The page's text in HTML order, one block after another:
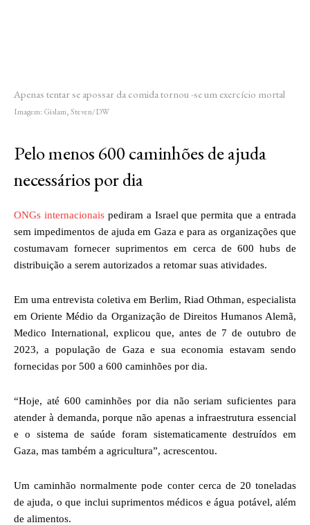
Apenas tentar se apossar da comida tornou -se um exercício mortal
Imagem: Gislam, Steven/DW
Pelo menos 600 caminhões de ajuda
necessários por dia
ONGs internacionaispediram a Israel que permita que a entrada
sem impedimentos de ajuda em Gaza e para as organizações que
costumavam fornecer suprimentos em cerca de 600 hubs de
distribuição a serem autorizados a retomar suas atividades.
Em uma entrevista coletiva em Berlim, Riad Othman, especialista
em Oriente Médio da Organização de Direitos Humanos Alemã,
Medico International, explicou que, antes de 7 de outubro de
2023, a população de Gaza e sua economia estavam sendo
fornecidas por 500 a 600 caminhões por dia.
“Hoje, até 600 caminhões por dia não seriam suficientes para
atender à demanda, porque não apenas a infraestrutura essencial
e o sistema de saúde foram sistematicamente destruídos em
Gaza, mas também a agricultura”, acrescentou.
Um caminhão normalmente pode conter cerca de 20 toneladas
de ajuda, o que inclui suprimentos médicos e água potável, além
de alimentos.